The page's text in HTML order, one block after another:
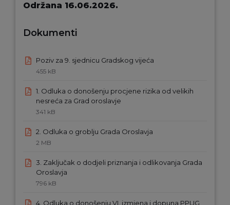
Održana 16.06.2026.
Dokumenti
Poziv za 9. sjednicu Gradskog vijećaEkstenzija
Veličina
455 kB
1. Odluka o donošenju procjene rizika od velikih
nesreća za Grad oroslavjeEkstenzija
Veličina
341 kB
2. Odluka o groblju Grada OroslavjaEkstenzija
Veličina
2 MB
3. Zaključak o dodjeli priznanja i odlikovanja Grada
OroslavjaEkstenzija
Veličina
796 kB
4. Odluka o donošenju VI. izmjena i dopuna PPUG